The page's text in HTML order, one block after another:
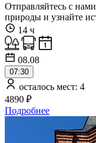
Отправляйтесь с
природы и узнайте
14 ч
08.08
07:30
осталось мест: 4
4890 ₽
Подробнее